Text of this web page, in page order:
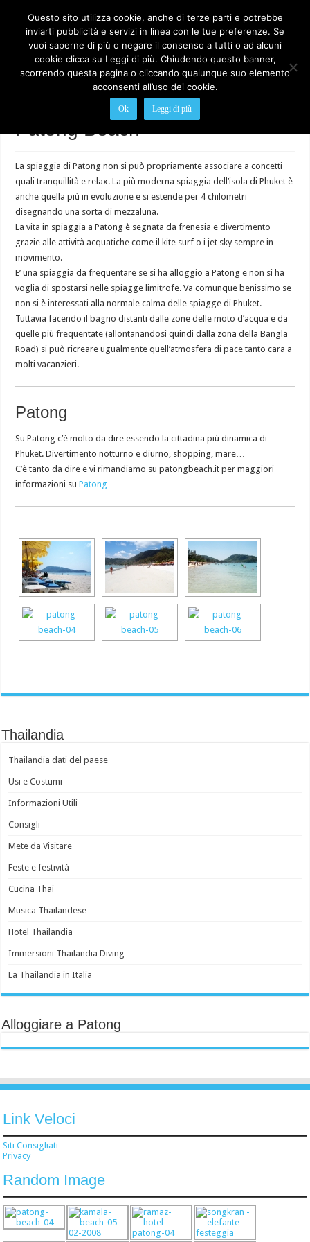
Le Spiagge di Phuket, mare cristallino e relax
Patong Beach
La spiaggia di Patong non si può propriamente associare a concetti
quali tranquillità e relax. La più moderna spiaggia dell’isola di Phuket è
anche quella più in evoluzione e si estende per 4 chilometri
disegnando una sorta di mezzaluna.
La vita in spiaggia a Patong è segnata da frenesia e divertimento
grazie alle attività acquatiche come il kite surf o i jet sky sempre in
movimento.
E’ una spiaggia da frequentare se si ha alloggio a Patong e non si ha
voglia di spostarsi nelle spiagge limitrofe. Va comunque benissimo se
non si è interessati alla normale calma delle spiagge di Phuket.
Tuttavia facendo il bagno distanti dalle zone delle moto d’acqua e da
quelle più frequentate (allontanandosi quindi dalla zona della Bangla
Road) si può ricreare ugualmente quell’atmosfera di pace tanto cara a
molti vacanzieri.
Patong
Su Patong c’è molto da dire essendo la cittadina più dinamica di
Phuket. Divertimento notturno e diurno, shopping, mare…
C’è tanto da dire e vi rimandiamo su patongbeach.it per maggiori
informazioni suPatong
Thailandia
Thailandia dati del paese
Usi e Costumi
Informazioni Utili
Consigli
Mete da Visitare
Feste e festività
Cucina Thai
Musica Thailandese
Hotel Thailandia
Immersioni Thailandia Diving
La Thailandia in Italia
Alloggiare a Patong
Link Veloci
Siti Consigliati
Privacy
Random Image
Questo sito utilizza cookie, anche di terze parti e potrebbe
inviarti pubblicità e servizi in linea con le tue preferenze. Se
vuoi saperne di più o negare il consenso a tutti o ad alcuni
cookie clicca su Leggi di più. Chiudendo questo banner,
scorrendo questa pagina o cliccando qualunque suo elemento
acconsenti all’uso dei cookie.
Ok Leggi di più